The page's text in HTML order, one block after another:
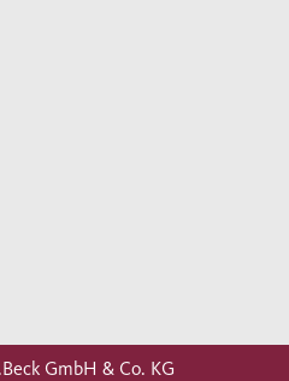
GmbH & Co. KG